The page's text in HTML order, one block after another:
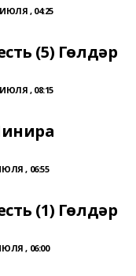
, 04:25
(5) Гөлдәр
, 08:15
, 06:55
(1) Гөлдәр
, 06:00